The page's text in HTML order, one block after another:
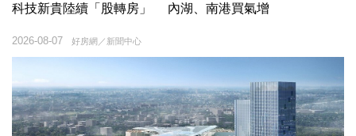
科技新貴陸續「股轉房」 內湖、南港買氣增
好房網／新聞中心
2026-08-07